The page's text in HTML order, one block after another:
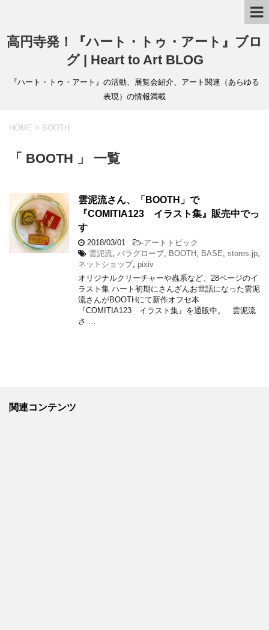
高円寺発！『ハート・トゥ・アート』ブロ
グ | Heart to Art BLOG
『ハート・トゥ・アート』の活動、展覧会紹介、アート関連（あらゆる
表現）の情報満載
HOME > BOOTH
「 BOOTH 」 一覧
雲泥流さん、「BOOTH」で
『COMITIA123 イラスト集』販売中でっ
す
2018/03/01 -アートトピック
雲泥流 パラグローブ BOOTH BASE stores.jp
ネットショップ, pixiv
オリジナルクリーチャーや蟲系など、28ページのイ
ラスト集 ハート初期にさんざんお世話になった雲泥
流さんがBOOTHにて新作オフセ本
『COMITIA123 イラスト集』を通販中。 雲泥流
さ …
関連コンテンツ